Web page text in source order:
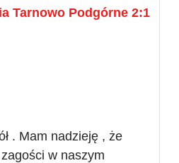
Tarnowo Podgórne 2:1
. Mam nadzieję , że
w naszym